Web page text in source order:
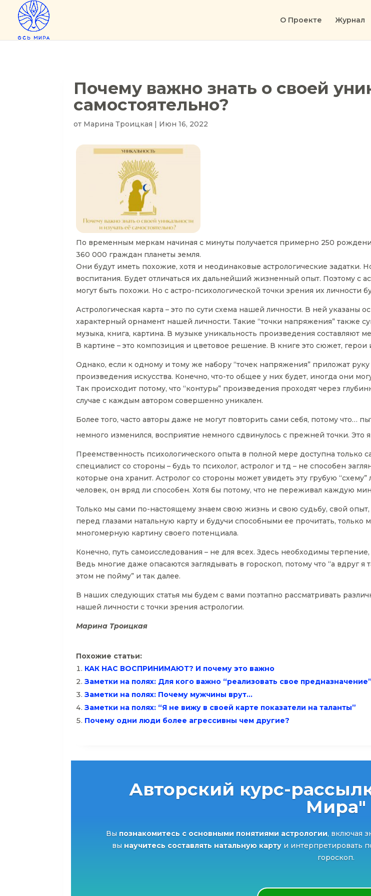
О Проекте Журнал
Почему важно знать о своей
самостоятельно?
от Марина Троицкая | Июн 16, 2022
По временным меркам начиная с минуты получается примерно 250
360 000 граждан планеты земля.
Они будут иметь похожие, хотя и неодинаковые астрологические задатки.
воспитания. Будет отличаться их дальнейший жизненный опыт. Поэтому с
могут быть похожи. Но с астро-психологической точки зрения их личности
Астрологическая карта – это по сути схема нашей личности. В ней указаны
характерный орнамент нашей личности. Такие “точки напряжения” также
музыка, книга, картина. В музыке уникальность произведения составляют
В картине – это композиция и цветовое решение. В книге это сюжет,
Однако, если к одному и тому же набору “точек напряжения” приложат
произведения искусства. Конечно, что-то общее у них будет, иногда они
Так происходит потому, что “контуры” произведения проходят через
случае с каждым автором совершенно уникален.
Более того, часто авторы даже не могут повторить сами себя, потому что…
немного изменился, восприятие немного сдвинулось с прежней точки. Это
Преемственность психологического опыта в полной мере доступна
специалист со стороны – будь то психолог, астролог и тд – не способен
которые она хранит. Астролог со стороны может увидеть эту грубую
человек, он вряд ли способен. Хотя бы потому, что не переживал каждую
Только мы сами по-настоящему знаем свою жизнь и свою судьбу, свой
перед глазами натальную карту и будучи способными ее прочитать,
многомерную картину своего потенциала.
Конечно, путь самоисследования – не для всех. Здесь необходимы
Ведь многие даже опасаются заглядывать в гороскоп, потому что “а вдруг я
этом не пойму” и так далее.
В наших следующих статья мы будем с вами поэтапно рассматривать
нашей личности с точки зрения астрологии.
Марина Троицкая
Похожие статьи:
КАК НАС ВОСПРИНИМАЮТ? И почему это важно
Заметки на полях: Для кого важно “реализовать свое
Заметки на полях: Почему мужчины врут…
Заметки на полях: “Я не вижу в своей карте показатели на таланты”
Почему одни люди более агрессивны чем другие?
Авторский курс-
Мира"
Вы познакомитесь с основными понятиями астрологии, включая
вы научитесь составлять натальную картуи интерпретировать
гороскоп.